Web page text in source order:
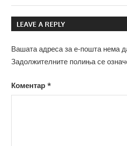
на
напис
Post:
LEAVE A REPLY
Вашата адреса за е-пошта нема
Задолжителните полиња се
Коментар *